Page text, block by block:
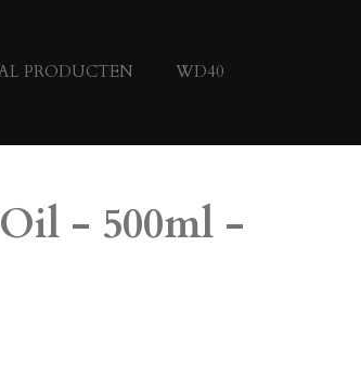
PRODUCTEN
WD40
- 500ml -